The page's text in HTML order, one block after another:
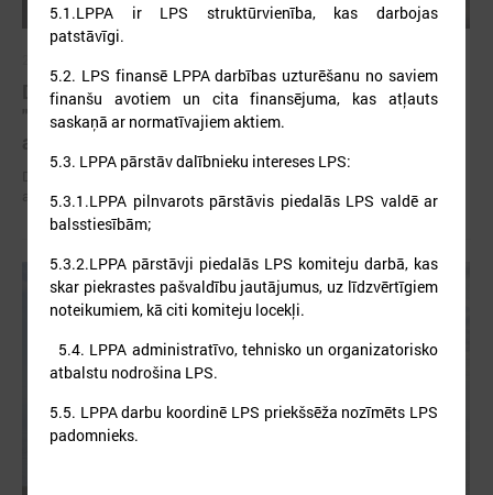
Devīto gadu pašvaldības īsteno projektu
"Piekrastes apsaimniekošanas praktisko
Devīto gadu piekrastes pašvaldības īsteno projektu "Piekrastes
apsaimniekošanas praktisko aktivitāšu realizēšana"
5.1.LPPA ir LPS struktūrvienība, kas darbojas
patstāvīgi.
5.2. LPS finansē LPPA darbības uzturēšanu no saviem
finanšu avotiem un cita finansējuma, kas atļauts
saskaņā ar normatīvajiem aktiem.
5.3. LPPA pārstāv dalībnieku intereses LPS:
5.3.1.LPPA pilnvarots pārstāvis piedalās LPS valdē ar
balsstiesībām;
5.3.2.LPPA pārstāvji piedalās LPS komiteju darbā, kas
skar piekrastes pašvaldību jautājumus, uz līdzvērtīgiem
noteikumiem, kā citi komiteju locekļi.
5.4. LPPA administratīvo, tehnisko un organizatorisko
atbalstu nodrošina LPS.
5.5. LPPA darbu koordinē LPS priekšsēža nozīmēts LPS
padomnieks.